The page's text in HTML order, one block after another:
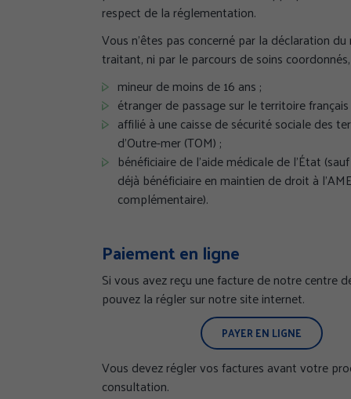
respect de la réglementation.
Vous n’êtes pas concerné par la déclaration
traitant, ni par le parcours de soins
mineur de moins de 16 ans ;
étranger de passage sur le territoire
affilié à une caisse de sécurité sociale des
d’Outre-mer (TOM) ;
bénéficiaire de l’aide médicale de l’État
déjà bénéficiaire en maintien de droit à
complémentaire).
Paiement en ligne
Si vous avez reçu une facture de notre centre
pouvez la régler sur notre site internet.
PAYER EN LIGNE
Vous devez régler vos factures avant votre
consultation.